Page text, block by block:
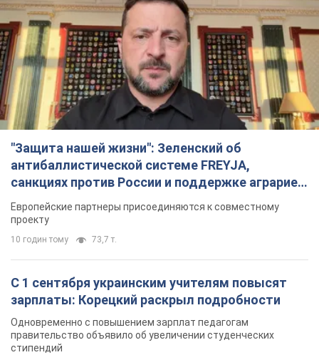
"Защита нашей жизни": Зеленский об
антибаллистической системе FREYJA,
санкциях против России и поддержке аграриев.
Видео
Европейские партнеры присоединяются к совместному
проекту
10 годин тому 73,7 т.
С 1 сентября украинским учителям повысят
зарплаты: Корецкий раскрыл подробности
Одновременно с повышением зарплат педагогам
правительство объявило об увеличении студенческих
стипендий